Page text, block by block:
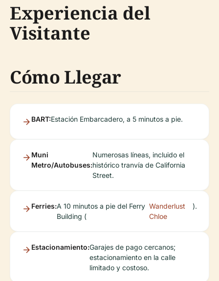
Experiencia del
Visitante
Cómo Llegar
BART:Estación Embarcadero, a 5 minutos a pie.
Muni
Metro/Autobuses:
Numerosas líneas, incluido el
histórico tranvía de California
Street.
Ferries:A 10 minutos a pie del Ferry
Building (
Wanderlust
Chloe
).
Estacionamiento:Garajes de pago cercanos;
estacionamiento en la calle
limitado y costoso.